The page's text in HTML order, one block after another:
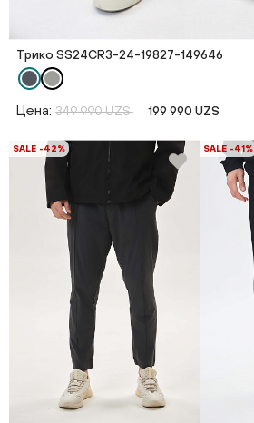
Трико SS24CR3-24-19827-149646
Цена: 349 990 UZS 199 990 UZS
SALE -42% SALE -41%